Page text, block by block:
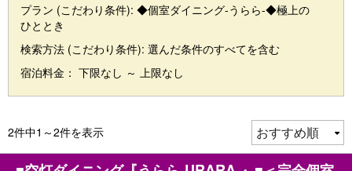
プラン (こだわり条件): ◆個室ダイニング-うらら-◆極上の
ひととき
検索方法 (こだわり条件): 選んだ条件のすべてを含む
宿泊料金： 下限なし ～ 上限なし
2件中1～2件を表示